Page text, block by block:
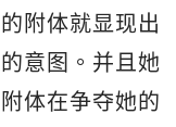
附体就显现出
意图。并且她
体在争夺她的